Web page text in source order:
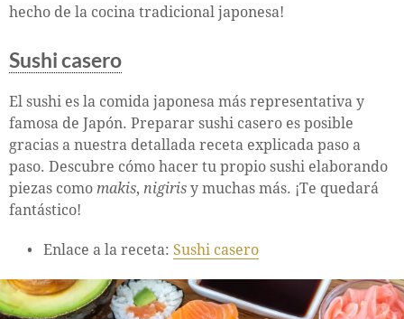
hecho de la cocina tradicional japonesa!
Sushi casero
El sushi es la comida japonesa más representativa y
famosa de Japón. Preparar sushi casero es posible
gracias a nuestra detallada receta explicada paso a
paso. Descubre cómo hacer tu propio sushi elaborando
piezas como makis, nigiris y muchas más. ¡Te quedará
fantástico!
Enlace a la receta: Sushi casero